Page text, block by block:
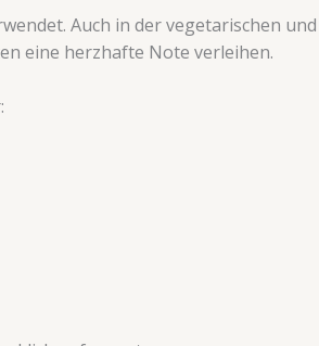
Auch in der vegetarischen
eine herzhafte Note verleihen.